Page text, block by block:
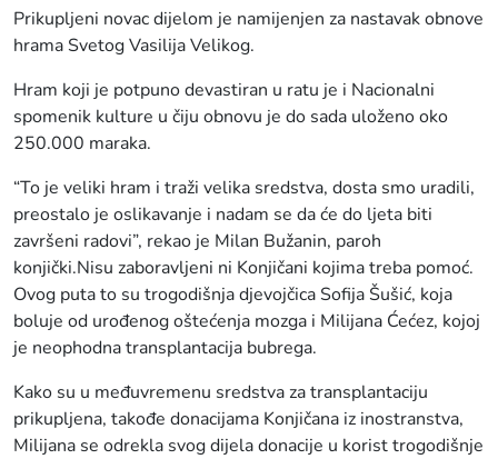
Prikupljeni novac dijelom je namijenjen za nastavak obnove
hrama Svetog Vasilija Velikog.
Hram koji je potpuno devastiran u ratu je i Nacionalni
spomenik kulture u čiju obnovu je do sada uloženo oko
250.000 maraka.
“To je veliki hram i traži velika sredstva, dosta smo uradili,
preostalo je oslikavanje i nadam se da će do ljeta biti
završeni radovi”, rekao je Milan Bužanin, paroh
konjički.Nisu zaboravljeni ni Konjičani kojima treba pomoć.
Ovog puta to su trogodišnja djevojčica Sofija Šušić, koja
boluje od urođenog oštećenja mozga i Milijana Ćećez, kojoj
je neophodna transplantacija bubrega.
Kako su u međuvremenu sredstva za transplantaciju
prikupljena, takođe donacijama Konjičana iz inostranstva,
Milijana se odrekla svog dijela donacije u korist trogodišnje